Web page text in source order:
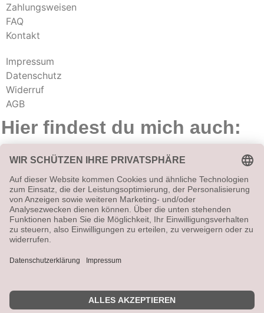
Zahlungsweisen
FAQ
Kontakt
Impressum
Datenschutz
Widerruf
AGB
Hier findest du mich auch: